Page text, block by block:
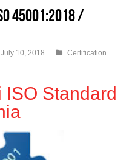
45001:2018 /
July 10, 2018
Certification
Standard